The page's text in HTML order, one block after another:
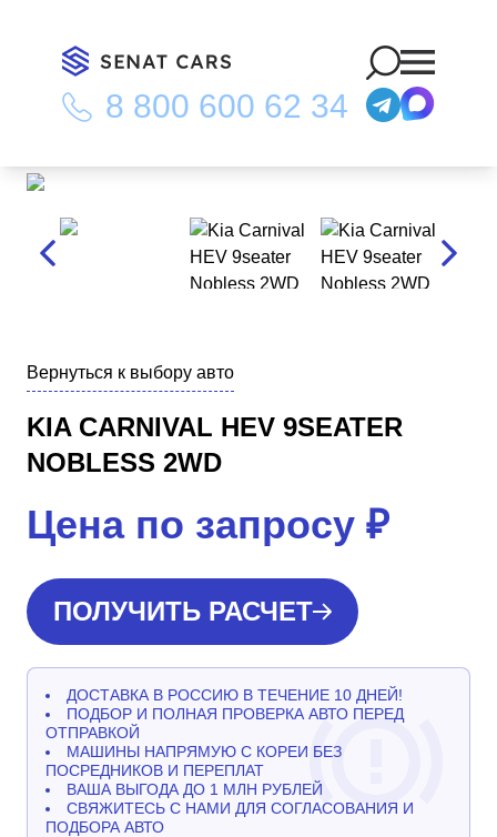
8 800 600 62 34
Главная Каталог/Kia Carnival HEV 9seater Nobless 2WD
Вернуться к выбору авто
KIA CARNIVAL HEV 9SEATER
NOBLESS 2WD
Цена по запросу ₽
ПОЛУЧИТЬ РАСЧЕТ
ДОСТАВКА В РОССИЮ В ТЕЧЕНИЕ 10 ДНЕЙ!
ПОДБОР И ПОЛНАЯ ПРОВЕРКА АВТО ПЕРЕД
ОТПРАВКОЙ
МАШИНЫ НАПРЯМУЮ С КОРЕИ БЕЗ
ПОСРЕДНИКОВ И ПЕРЕПЛАТ
ВАША ВЫГОДА ДО 1 МЛН РУБЛЕЙ
СВЯЖИТЕСЬ С НАМИ ДЛЯ СОГЛАСОВАНИЯ И
ПОДБОРА АВТО